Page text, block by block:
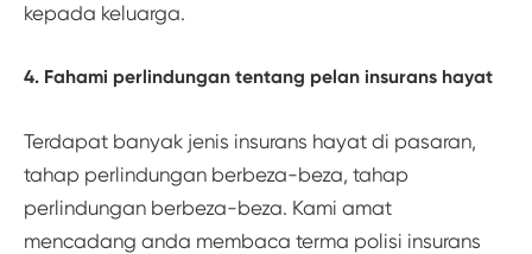
kepada keluarga.
4. Fahami perlindungan tentang pelan insurans hayat
Terdapat banyak jenis insurans hayat di pasaran,
tahap perlindungan berbeza-beza, tahap
perlindungan berbeza-beza. Kami amat
mencadang anda membaca terma polisi insurans